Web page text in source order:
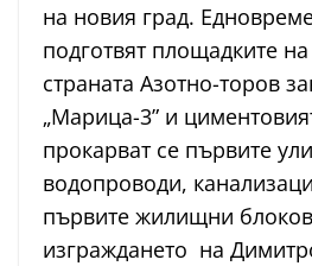
на новия град.
подготвят площадките
страната Азотно-торов
„Марица-3” и
прокарват се първите
водопроводи,
първите жилищни
изграждането на